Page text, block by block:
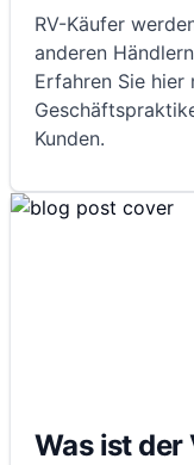
RV-Käufer
anderen
Erfahren Sie
Kunden.
Was ist